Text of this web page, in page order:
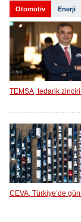
Otomotiv Enerji
TEMSA, tedarik
CEVA, Türkiye’de